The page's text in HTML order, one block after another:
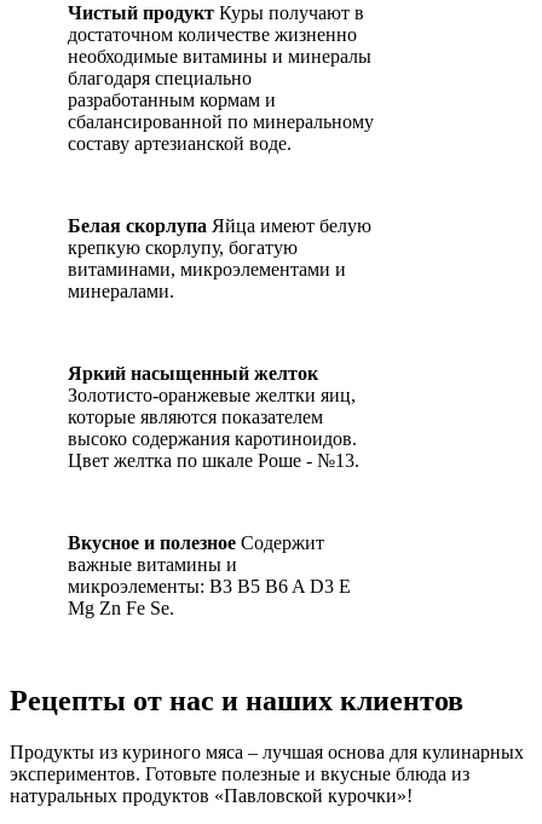
Чистый продукт Куры получают в
достаточном количестве жизненно
необходимые витамины и минералы
благодаря специально
разработанным кормам и
сбалансированной по минеральному
составу артезианской воде.
Белая скорлупа Яйца имеют белую
крепкую скорлупу, богатую
витаминами, микроэлементами и
минералами.
Яркий насыщенный желток
Золотисто-оранжевые желтки яиц,
которые являются показателем
высоко содержания каротиноидов.
Цвет желтка по шкале Роше - №13.
Вкусное и полезное Содержит
важные витамины и
микроэлементы: B3 B5 B6 A D3 E
Mg Zn Fe Se.
Рецепты от нас и наших клиентов
Продукты из куриного мяса – лучшая основа для кулинарных
экспериментов. Готовьте полезные и вкусные блюда из
натуральных продуктов «Павловской курочки»!